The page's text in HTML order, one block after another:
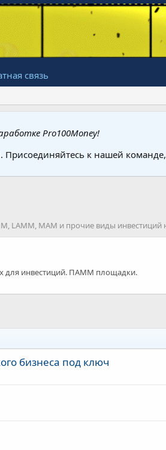
связь
Pro100Money!
к нашей
LAMM, MAM и прочие виды
инвестиций. ПАММ площадки.
бизнеса под ключ